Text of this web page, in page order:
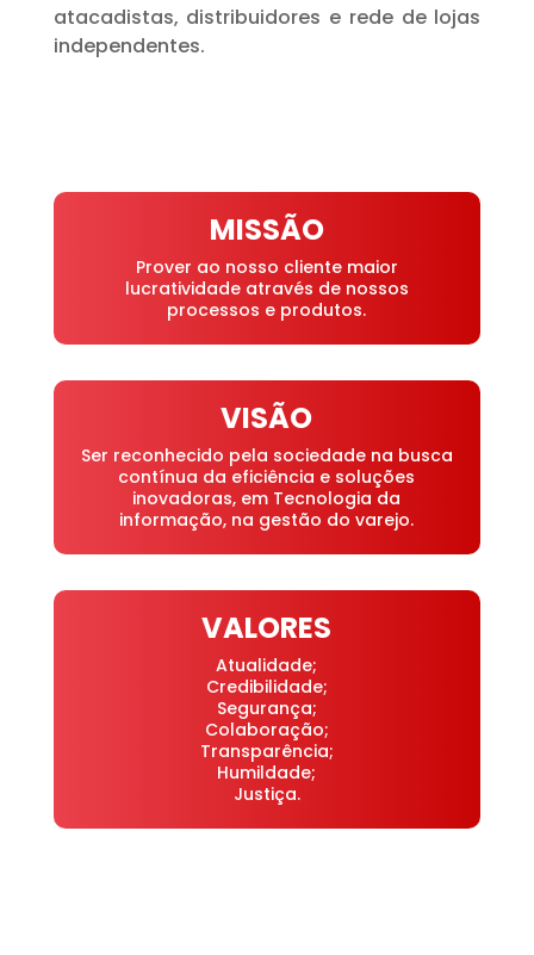
atacadistas, distribuidores e rede de lojas
independentes.
MISSÃO
Prover ao nosso cliente maior
lucratividade através de nossos
processos e produtos.
VISÃO
Ser reconhecido pela sociedade na busca
contínua da eficiência e soluções
inovadoras, em Tecnologia da
informação, na gestão do varejo.
VALORES
Atualidade;
Credibilidade;
Segurança;
Colaboração;
Transparência;
Humildade;
Justiça.